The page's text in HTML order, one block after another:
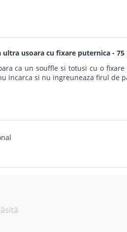
ultra usoara cu fixare puternica - 75
ca un souffle si totusi cu o fixare
incarca si nu ingreuneaza firul de